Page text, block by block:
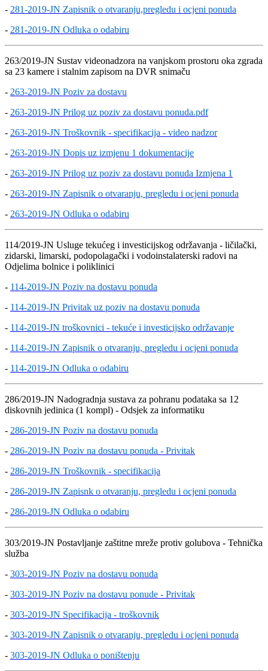
- 281-2019-JN Zapisnik o otvaranju,pregledu i ocjeni ponuda
- 281-2019-JN Odluka o odabiru
263/2019-JN Sustav videonadzora na vanjskom prostoru oka zgrada
sa 23 kamere i stalnim zapisom na DVR snimaču
- 263-2019-JN Poziv za dostavu
- 263-2019-JN Prilog uz poziv za dostavu ponuda.pdf
- 263-2019-JN Troškovnik - specifikacija - video nadzor
- 263-2019-JN Dopis uz izmjenu 1 dokumentacije
- 263-2019-JN Prilog uz poziv za dostavu ponuda Izmjena 1
- 263-2019-JN Zapisnik o otvaranju, pregledu i ocjeni ponuda
- 263-2019-JN Odluka o odabiru
114/2019-JN Usluge tekućeg i investicijskog održavanja - ličilački,
zidarski, limarski, podopolagački i vodoinstalaterski radovi na
Odjelima bolnice i poliklinici
- 114-2019-JN Poziv na dostavu ponuda
- 114-2019-JN Privitak uz poziv na dostavu ponuda
- 114-2019-JN troškovnici - tekuće i investicijsko održavanje
- 114-2019-JN Zapisnik o otvaranju, pregledu i ocjeni ponuda
- 114-2019-JN Odluka o odabiru
286/2019-JN Nadogradnja sustava za pohranu podataka sa 12
diskovnih jedinica (1 kompl) - Odsjek za informatiku
- 286-2019-JN Poziv na dostavu ponuda
- 286-2019-JN Poziv na dostavu ponuda - Privitak
- 286-2019-JN Troškovnik - specifikacija
- 286-2019-JN Zapisnk o otvaranju, pregledu i ocjeni ponuda
- 286-2019-JN Odluka o odabiru
303/2019-JN Postavljanje zaštitne mreže protiv golubova - Tehnička
služba
- 303-2019-JN Poziv na dostavu ponuda
- 303-2019-JN Poziv na dostavu ponude - Privitak
- 303-2019-JN Specifikacija - troškovnik
- 303-2019-JN Zapisnik o otvaranju, pregledu i ocjeni ponuda
- 303-2019-JN Odluka o poništenju